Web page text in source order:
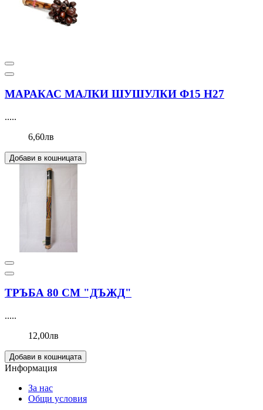
МАРАКАС МАЛКИ ШУШУЛКИ Ф15 Н27
.....
6,60лв
Добави в кошницата
ТРЪБА 80 СМ "ДЪЖД"
.....
12,00лв
Добави в кошницата
Информация
За нас
Общи условия